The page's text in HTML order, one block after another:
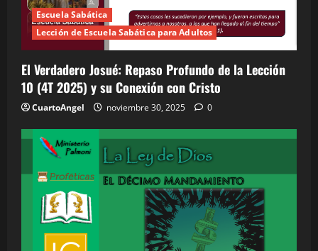
Escuela Sabática
Lección de Escuela Sabática para Adultos
El Verdadero Josué: Repaso Profundo de la Lección
10 (4T 2025) y su Conexión con Cristo
CuartoAngel noviembre 30, 2025 0